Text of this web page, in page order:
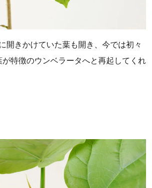
開きかけていた葉も開き、今では初々
が特徴のウンベラータへと再起してくれ